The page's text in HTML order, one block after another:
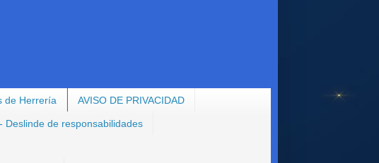
de Herrería AVISO DE PRIVACIDAD
Deslinde de responsabilidades